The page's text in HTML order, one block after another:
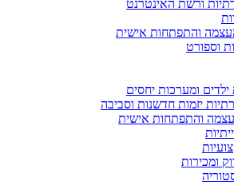
ורשת האינטרנט
והתפתחות אישית
וספורט
ילדים ומערכות יחסים
יזמות חדשנות וסביבה
והתפתחות אישית
ומכירות